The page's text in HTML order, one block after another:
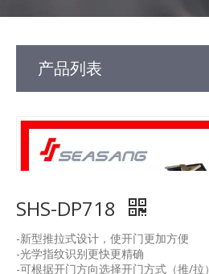
产品列表
SHS-DP718
-新型推拉式设计，使开门更加方便
-光学指纹识别更快更精确
-可根据开门方向选择开门方式（推/拉）